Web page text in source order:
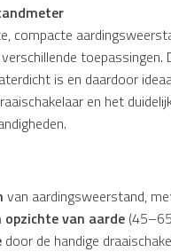
compacte
is en daardoor
en het
van aardingsweerstand,
van aarde
door de handige